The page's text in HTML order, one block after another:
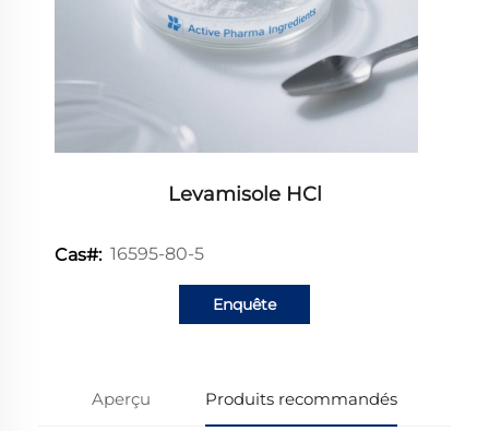
Levamisole HCl
Cas#: 16595-80-5
Enquête
Aperçu Produits recommandés